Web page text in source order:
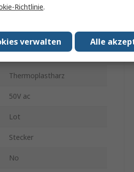
Stecker
Thermoplastharz
50V ac
Lot
Stecker
No
Richtlinie.
Alle
verwalten